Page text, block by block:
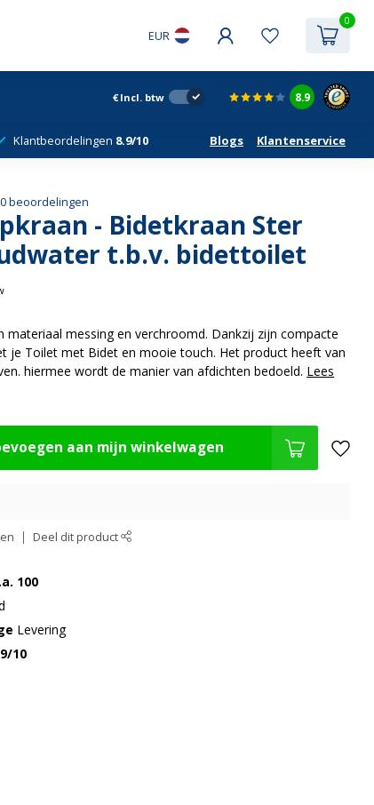
EUR
0
€ Incl. btw 8.9
Klantbeordelingen 8.9/10 Blogs Klantenservice
0 beoordelingen
- Bidetkraan Ster
t.b.v. bidettoilet
materiaal messing en verchroomd. Dankzij zijn compacte
je Toilet met Bidet en mooie touch. Het product heeft van
hiermee wordt de manier van afdichten bedoeld. Lees
aan mijn winkelwagen
Deel dit product
100
Levering
10